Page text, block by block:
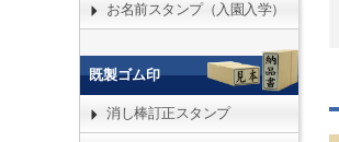
お名前スタンプ（入園入学）
既製ゴム印
消し棒訂正スタンプ